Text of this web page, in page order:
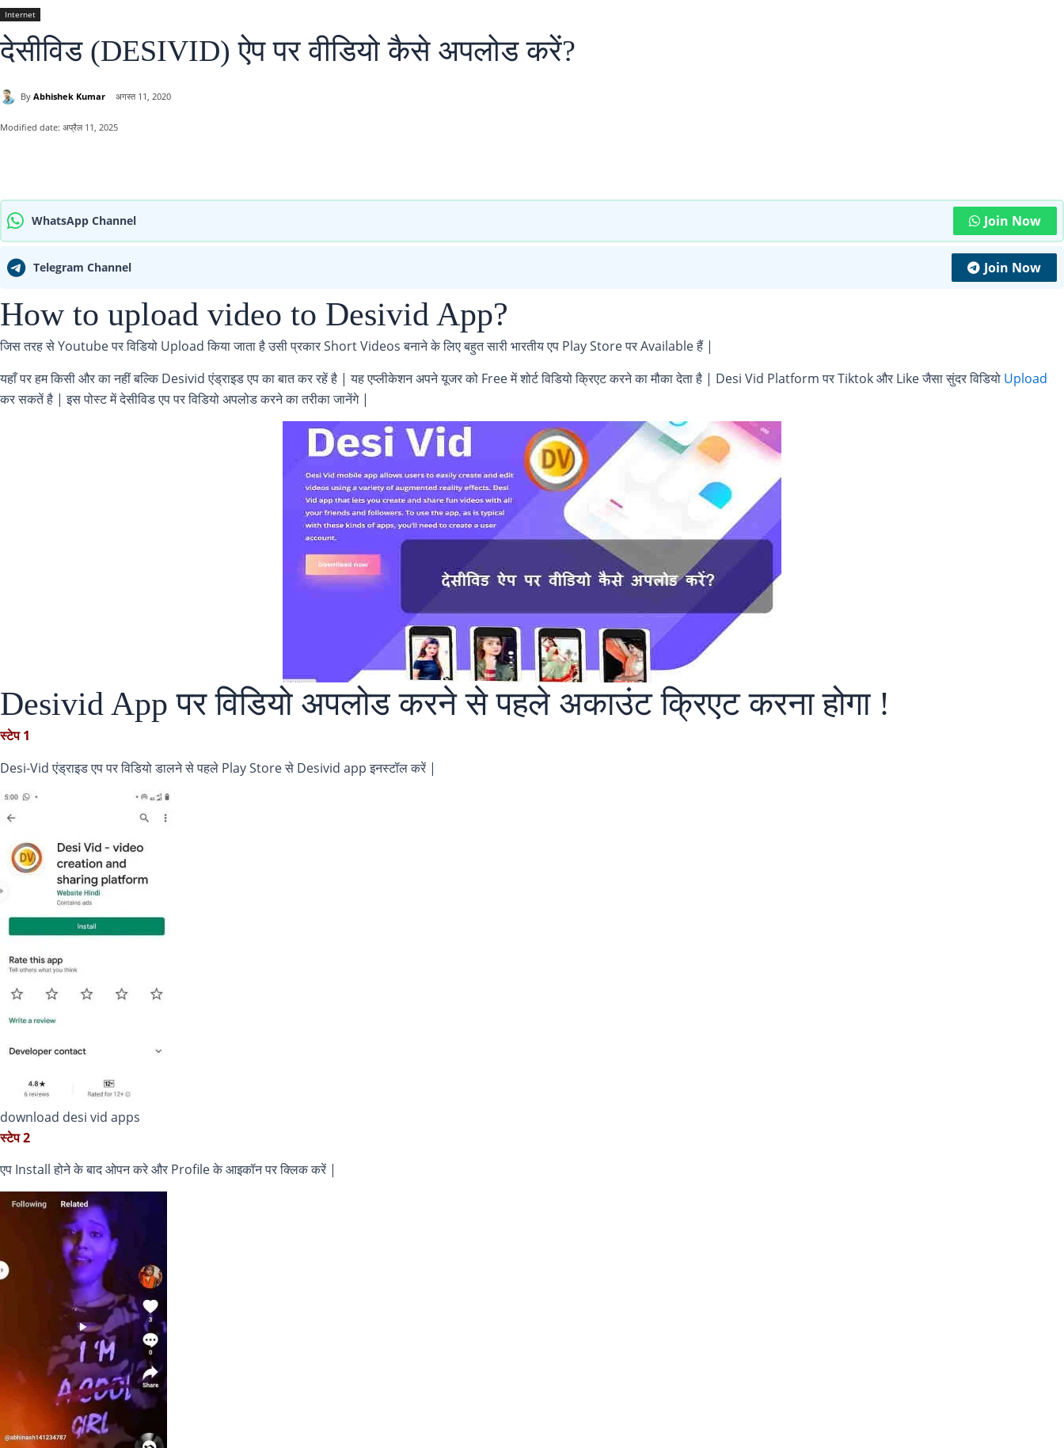
Internet
देसीविड (DESIVID) ऐप पर वीडियो कैसे अपलोड करें?
By Abhishek Kumar अगस्त 11, 2020
Modified date: अप्रैल 11, 2025
WhatsApp Channel Join Now
Telegram Channel Join Now
How to upload video to Desivid App?
जिस तरह से Youtube पर विडियो Upload किया जाता है उसी प्रकार Short Videos बनाने के लिए बहुत सारी भारतीय एप Play Store पर Available हैं |
यहाँ पर हम किसी और का नहीं बल्कि Desivid एंड्राइड एप का बात कर रहें है | यह एप्लीकेशन अपने यूजर को Free में शोर्ट विडियो क्रिएट करने का मौका देता है | Desi Vid Platform पर Tiktok और Like जैसा सुंदर विडियो Upload
कर सकतें है | इस पोस्ट में देसीविड एप पर विडियो अपलोड करने का तरीका जानेंगे |
Desivid App पर विडियो अपलोड करने से पहले अकाउंट क्रिएट करना होगा !
स्टेप 1
Desi-Vid एंड्राइड एप पर विडियो डालने से पहले Play Store से Desivid app इनस्टॉल करें |
download desi vid apps
स्टेप 2
एप Install होने के बाद ओपन करे और Profile के आइकॉन पर क्लिक करें |